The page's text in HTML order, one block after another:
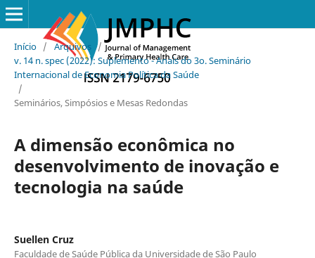
Início / Arquivos /
v. 14 n. spec (2022): Suplemento - Anais do 3o. Seminário
Internacional de Economia Política da Saúde
/
Seminários, Simpósios e Mesas Redondas
A dimensão econômica no
desenvolvimento de inovação e
tecnologia na saúde
Suellen Cruz
Faculdade de Saúde Pública da Universidade de São Paulo